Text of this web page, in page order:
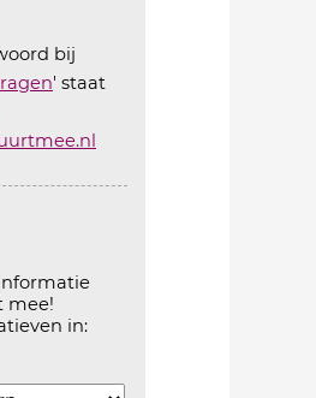
bij
' staat
mee!
informatie over
in:Aanvinken om